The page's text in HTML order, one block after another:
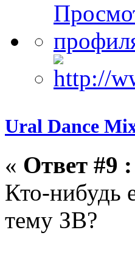
Ural Dance
« Ответ #9 :
Кто-нибудь
тему ЗВ?